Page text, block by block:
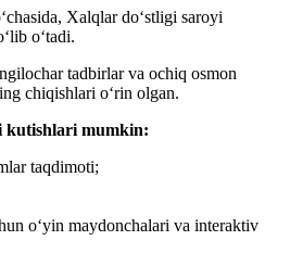
Xalqlar doʻstligi saroyi
oʻtadi.
tadbirlar va ochiq osmon
chiqishlari o‘rin olgan.
kutishlari mumkin:
taqdimoti;
oʻyin maydonchalari va interaktiv